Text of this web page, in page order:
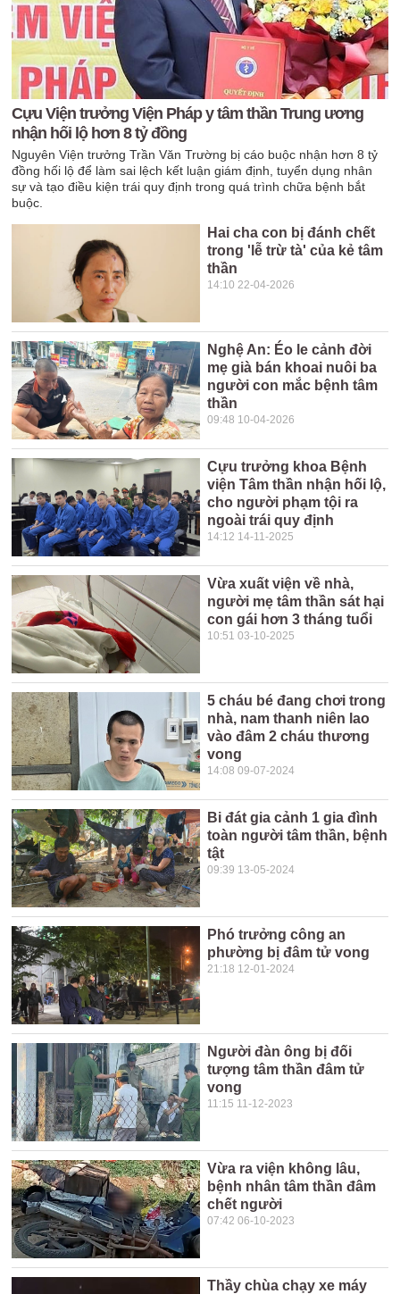
Cựu Viện trưởng Viện Pháp y tâm thần Trung ương
nhận hối lộ hơn 8 tỷ đồng
Nguyên Viện trưởng Trần Văn Trường bị cáo buộc nhận hơn 8 tỷ
đồng hối lộ để làm sai lệch kết luận giám định, tuyển dụng nhân
sự và tạo điều kiện trái quy định trong quá trình chữa bệnh bắt
buộc.
Hai cha con bị đánh chết
trong 'lễ trừ tà' của kẻ tâm
thần
14:10 22-04-2026
Nghệ An: Éo le cảnh đời
mẹ già bán khoai nuôi ba
người con mắc bệnh tâm
thần
09:48 10-04-2026
Cựu trưởng khoa Bệnh
viện Tâm thần nhận hối lộ,
cho người phạm tội ra
ngoài trái quy định
14:12 14-11-2025
Vừa xuất viện về nhà,
người mẹ tâm thần sát hại
con gái hơn 3 tháng tuổi
10:51 03-10-2025
5 cháu bé đang chơi trong
nhà, nam thanh niên lao
vào đâm 2 cháu thương
vong
14:08 09-07-2024
Bi đát gia cảnh 1 gia đình
toàn người tâm thần, bệnh
tật
09:39 13-05-2024
Phó trưởng công an
phường bị đâm tử vong
21:18 12-01-2024
Người đàn ông bị đối
tượng tâm thần đâm tử
vong
11:15 11-12-2023
Vừa ra viện không lâu,
bệnh nhân tâm thần đâm
chết người
07:42 06-10-2023
Thầy chùa chạy xe máy